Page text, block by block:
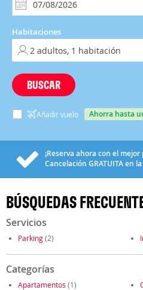
Habitaciones
BUSCAR
Añadir vuelo ahorra hasta
¡Reserva ahora con el
Cancelación GRATUITAen
BÚSQUEDAS
Servicios
Parking(2)
Categorías
Apartamentos (1)